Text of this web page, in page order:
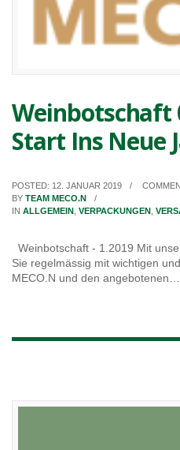
Weinbotschaft
Start Ins Neue
POSTED: 12. JANUAR 2019
BY TEAM MECO.N
IN ALLGEMEIN VERPACKUNGEN
Weinbotschaft - 1.2019 Mit
Sie regelmässig mit wichtigen
MECO.N und den angebotenen…